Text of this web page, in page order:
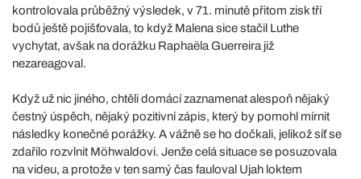
kontrolovala průběžný výsledek, v 71. minutě přitom zisk tří
bodů ještě pojišťovala, to když Malena sice stačil Luthe
vychytat, avšak na dorážku Raphaëla Guerreira již
nezareagoval.
Když už nic jiného, chtěli domácí zaznamenat alespoň nějaký
čestný úspěch, nějaký pozitivní zápis, který by pomohl mírnit
následky konečné porážky. A vážně se ho dočkali, jelikož síť se
zdařilo rozvlnit Möhwaldovi. Jenže celá situace se posuzovala
na videu, a protože v ten samý čas fauloval Ujah loktem